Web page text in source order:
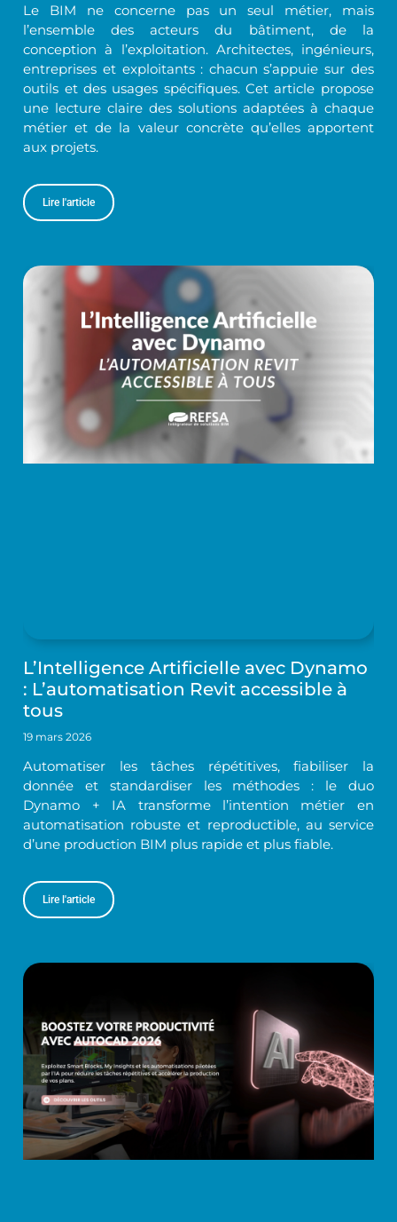
Le BIM ne concerne pas un seul métier, mais
l’ensemble des acteurs du bâtiment, de la
conception à l’exploitation. Architectes, ingénieurs,
entreprises et exploitants : chacun s’appuie sur des
outils et des usages spécifiques. Cet article propose
une lecture claire des solutions adaptées à chaque
métier et de la valeur concrète qu’elles apportent
aux projets.
Lire l'article
L’Intelligence Artificielle avec Dynamo
: L’automatisation Revit accessible à
tous
19 mars 2026
Automatiser les tâches répétitives, fiabiliser la
donnée et standardiser les méthodes : le duo
Dynamo + IA transforme l’intention métier en
automatisation robuste et reproductible, au service
d’une production BIM plus rapide et plus fiable.
Lire l'article